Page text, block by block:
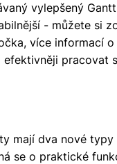
vylepšený
- můžete si
více informací
efektivněji pracovat
mají dva nové typy
se o praktické